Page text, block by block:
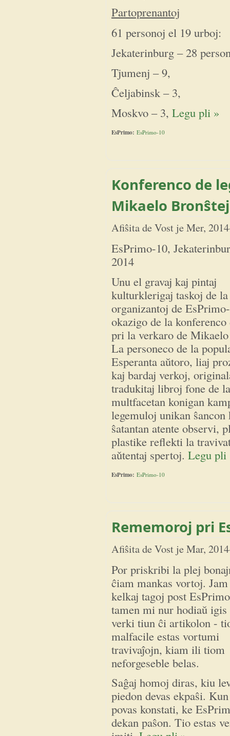
Partoprenantoj
61 personoj el 19 urboj:
Jekaterinburg – 28
Tjumenj – 9,
Ĉeljabinsk – 3,
Moskvo – 3, Legu pli »
EsPrimo: EsPrimo-10
Konferenco de
Mikaelo
Afiŝita deVost jeMer,
EsPrimo-10,
2014
Unu el gravaj kaj pintaj
kulturklerigaj taskoj de la
organizantoj de
okazigo de la
pri la verkaro de
La personeco de la
Esperanta aŭtoro, liaj
kaj bardaj verkoj,
tradukitaj libroj fone de
multfacetan konigan
legemuloj unikan
ŝatantan atente observi,
plastike reflekti la
aǔtentaj spertoj. Legu pli
EsPrimo: EsPrimo-10
Rememoroj pri
Afiŝita deVost jeMar,
Por priskribi la plej
ĉiam mankas vortoj.
kelkaj tagoj post
tamen mi nur hodiaŭ
verki tiun ĉi artikolon -
malfacile estas vortumi
travivaĵojn, kiam ili tiom
neforgeseble belas.
Saĝaj homoj diras, kiu
piedon devas ekpaŝi.
povas konstati, ke
dekan paŝon. Tio estas